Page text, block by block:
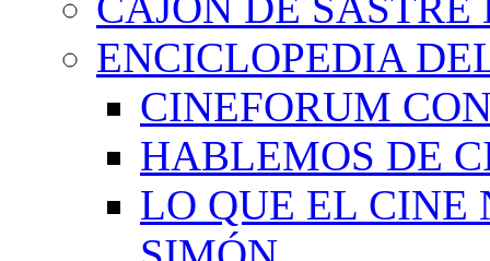
ENCICLOPEDIA
CINEFORUM
HABLEMOS DE
LO QUE EL CINE